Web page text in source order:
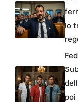
lo
poi